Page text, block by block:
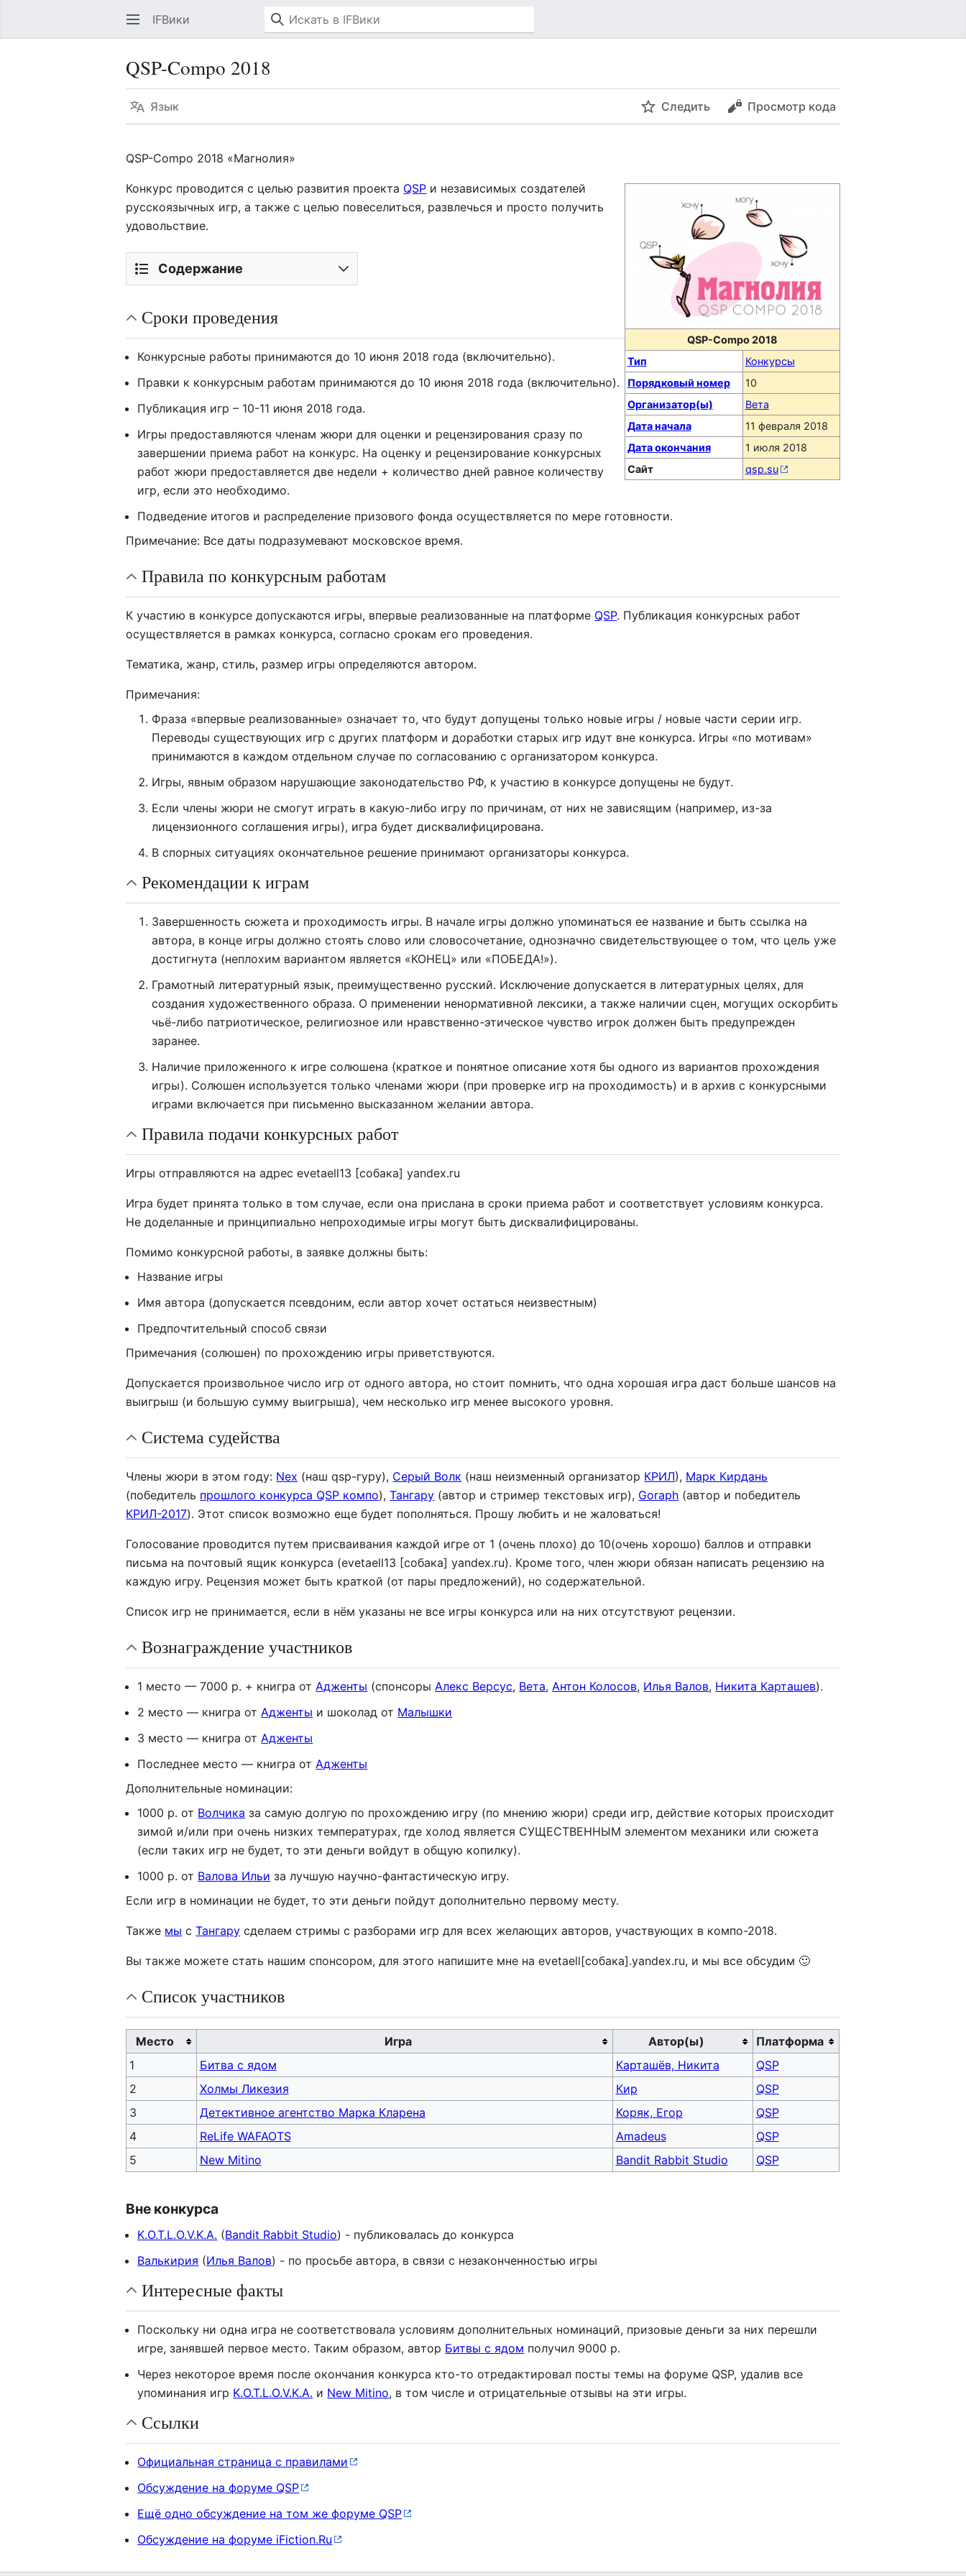
IFВики
QSP-Compo 2018
Язык Следить Просмотр кода
QSP-Compo 2018 «Магнолия»
QSP-Compo 2018
Тип
Конкурсы
Порядковый номер
10
Организатор(ы)
Вета
Дата начала
11 февраля 2018
Дата окончания
1 июля 2018
Сайт
qsp.su
Конкурс проводится с целью развития проекта QSP и независимых создателей
русскоязычных игр, а также с целью повеселиться, развлечься и просто получить
удовольствие.
Содержание
Сроки проведения
Конкурсные работы принимаются до 10 июня 2018 года (включительно).
Правки к конкурсным работам принимаются до 10 июня 2018 года (включительно).
Публикация игр – 10-11 июня 2018 года.
Игры предоставляются членам жюри для оценки и рецензирования сразу по
завершении приема работ на конкурс. На оценку и рецензирование конкурсных
работ жюри предоставляется две недели + количество дней равное количеству
игр, если это необходимо.
Подведение итогов и распределение призового фонда осуществляется по мере готовности.
Примечание: Все даты подразумевают московское время.
Правила по конкурсным работам
К участию в конкурсе допускаются игры, впервые реализованные на платформе QSP. Публикация конкурсных работ
осуществляется в рамках конкурса, согласно срокам его проведения.
Тематика, жанр, стиль, размер игры определяются автором.
Примечания:
Фраза «впервые реализованные» означает то, что будут допущены только новые игры / новые части серии игр.
Переводы существующих игр с других платформ и доработки старых игр идут вне конкурса. Игры «по мотивам»
принимаются в каждом отдельном случае по согласованию с организатором конкурса.
Игры, явным образом нарушающие законодательство РФ, к участию в конкурсе допущены не будут.
Если члены жюри не смогут играть в какую-либо игру по причинам, от них не зависящим (например, из-за
лицензионного соглашения игры), игра будет дисквалифицирована.
В спорных ситуациях окончательное решение принимают организаторы конкурса.
Рекомендации к играм
Завершенность сюжета и проходимость игры. В начале игры должно упоминаться ее название и быть ссылка на
автора, в конце игры должно стоять слово или словосочетание, однозначно свидетельствующее о том, что цель уже
достигнута (неплохим вариантом является «КОНЕЦ» или «ПОБЕДА!»).
Грамотный литературный язык, преимущественно русский. Исключение допускается в литературных целях, для
создания художественного образа. О применении ненормативной лексики, а также наличии сцен, могущих оскорбить
чьё-либо патриотическое, религиозное или нравственно-этическое чувство игрок должен быть предупрежден
заранее.
Наличие приложенного к игре солюшена (краткое и понятное описание хотя бы одного из вариантов прохождения
игры). Солюшен используется только членами жюри (при проверке игр на проходимость) и в архив с конкурсными
играми включается при письменно высказанном желании автора.
Правила подачи конкурсных работ
Игры отправляются на адрес evetaell13 [собака] yandex.ru
Игра будет принята только в том случае, если она прислана в сроки приема работ и соответствует условиям конкурса.
Не доделанные и принципиально непроходимые игры могут быть дисквалифицированы.
Помимо конкурсной работы, в заявке должны быть:
Название игры
Имя автора (допускается псевдоним, если автор хочет остаться неизвестным)
Предпочтительный способ связи
Примечания (солюшен) по прохождению игры приветствуются.
Допускается произвольное число игр от одного автора, но стоит помнить, что одна хорошая игра даст больше шансов на
выигрыш (и большую сумму выигрыша), чем несколько игр менее высокого уровня.
Система судейства
Члены жюри в этом году: Nex (наш qsp-гуру), Серый Волк (наш неизменный организатор КРИЛ), Марк Кирдань
(победитель прошлого конкурса QSP компо),Тангару (автор и стример текстовых игр), Goraph (автор и победитель
КРИЛ-2017). Этот список возможно еще будет пополняться. Прошу любить и не жаловаться!
Голосование проводится путем присваивания каждой игре от 1 (очень плохо) до 10(очень хорошо) баллов и отправки
письма на почтовый ящик конкурса (evetaell13 [собака] yandex.ru). Кроме того, член жюри обязан написать рецензию на
каждую игру. Рецензия может быть краткой (от пары предложений), но содержательной.
Список игр не принимается, если в нём указаны не все игры конкурса или на них отсутствуют рецензии.
Вознаграждение участников
1 место — 7000 р. + книгра отАдженты (спонсорыАлекс Версус, Вета,Антон Колосов, Илья Валов, Никита Карташев).
2 место — книгра отАдженты и шоколад от Малышки
3 место — книгра отАдженты
Последнее место — книгра отАдженты
Дополнительные номинации:
1000 р. от Волчика за самую долгую по прохождению игру (по мнению жюри) среди игр, действие которых происходит
зимой и/или при очень низких температурах, где холод является СУЩЕСТВЕННЫМ элементом механики или сюжета
(если таких игр не будет, то эти деньги войдут в общую копилку).
1000 р. от Валова Ильи за лучшую научно-фантастическую игру.
Если игр в номинации не будет, то эти деньги пойдут дополнительно первому месту.
Также мы сТангару сделаем стримы с разборами игр для всех желающих авторов, участвующих в компо-2018.
Вы также можете стать нашим спонсором, для этого напишите мне на evetaell[собака].yandex.ru, и мы все обсудим 🙂
Список участников
Место Игра Автор(ы)
Платформа
1
Битва с ядом Карташёв, Никита
QSP
2
Холмы Ликезия Кир
QSP
3
Детективное агентство Марка Кларена Коряк, Егор
QSP
4
ReLife WAFAOTS Amadeus
QSP
5
New Mitino Bandit Rabbit Studio QSP
Вне конкурса
K.O.T.L.O.V.K.A. (Bandit Rabbit Studio) - публиковалась до конкурса
Валькирия (Илья Валов) - по просьбе автора, в связи с незаконченностью игры
Интересные факты
Поскольку ни одна игра не соответствовала условиям дополнительных номинаций, призовые деньги за них перешли
игре, занявшей первое место. Таким образом, автор Битвы с ядом получил 9000 р.
Через некоторое время после окончания конкурса кто-то отредактировал посты темы на форуме QSP, удалив все
упоминания игр K.O.T.L.O.V.K.A. и New Mitino, в том числе и отрицательные отзывы на эти игры.
Ссылки
Официальная страница с правилами
Обсуждение на форуме QSP
Ещё одно обсуждение на том же форуме QSP
Обсуждение на форуме iFiction.Ru